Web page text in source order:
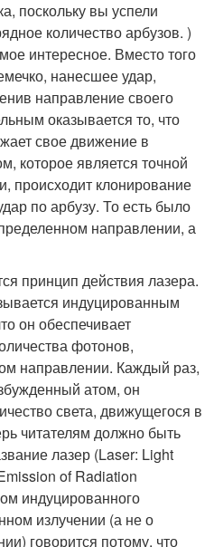
поскольку вы успели
количество арбузов. )
интересное. Вместо того
нанесшее удар,
направление своего
оказывается то, что
свое движение в
которое является точной
происходит клонирование
по арбузу. То есть было
направлении, а
принцип действия лазера.
индуцированным
он обеспечивает
фотонов,
направлении. Каждый раз,
атом, он
света, движущегося в
читателям должно быть
лазер (Laser: Light
of Radiation
индуцированного
излучении (а не о
говорится потому, что